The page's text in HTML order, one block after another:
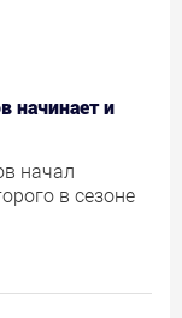
начинает и
начал
в сезоне